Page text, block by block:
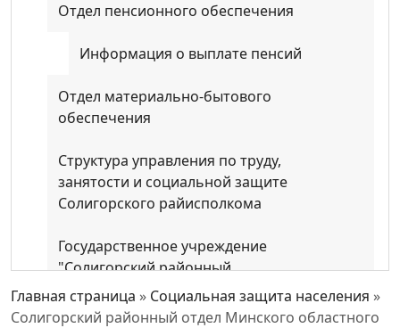
Главная страница » Социальная защита населения »
Солигорский районный отдел Минского областного
Отдел пенсионного обеспечения
Информация о выплате пенсий
Отдел материально-бытового
обеспечения
Структура управления по труду,
занятoсти и социальной защите
Солигорского райисполкома
Государственное учреждение
"Солигорский районный
территориальный центр социального
обслуживания населения"